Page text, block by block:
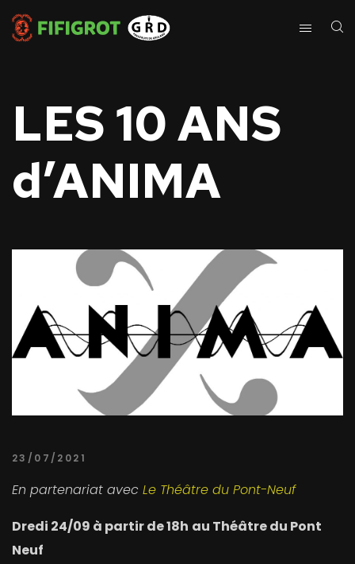
LES 10 ANS
d’ANIMA
23/07/2021
En partenariat avec Le Théâtre du Pont-Neuf
Dredi 24/09 à partir de 18h au Théâtre du Pont
Neuf